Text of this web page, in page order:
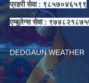
प्रहरी सेवा : ९८५७०४६५९९
एम्बुलेन्स सेवा :
DEDGAUN WEATHER